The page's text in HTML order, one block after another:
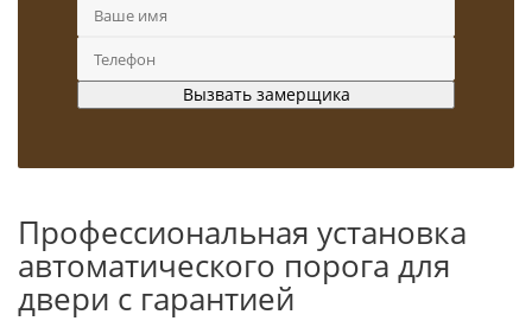
Профессиональная установка
автоматического порога для
двери с гарантией